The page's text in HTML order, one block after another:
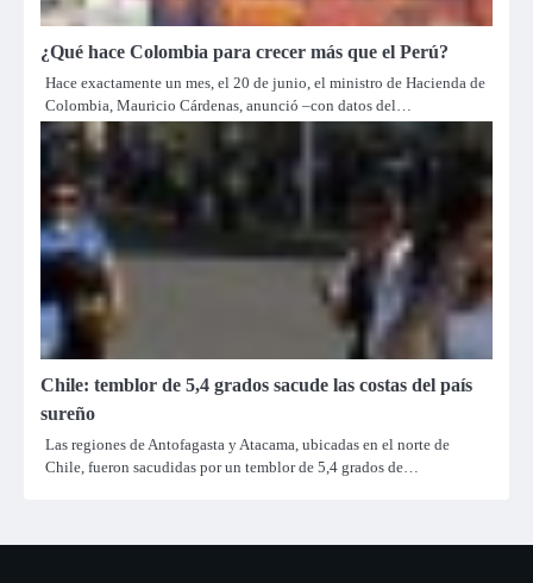
¿Qué hace Colombia para crecer más que el Perú?
Hace exactamente un mes, el 20 de junio, el ministro de Hacienda de
Colombia, Mauricio Cárdenas, anunció –con datos del…
Chile: temblor de 5,4 grados sacude las costas del país
sureño
Las regiones de Antofagasta y Atacama, ubicadas en el norte de
Chile, fueron sacudidas por un temblor de 5,4 grados de…